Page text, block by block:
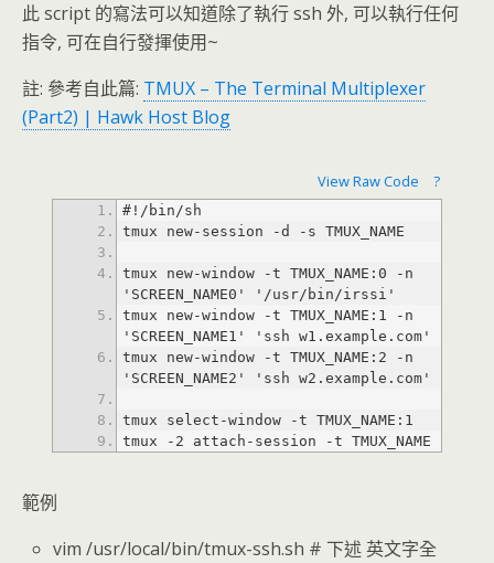
此 script 的寫法可以知道除了執行 ssh 外, 可以執行任何
指令, 可在自行發揮使用~
註: 參考自此篇: TMUX – The Terminal Multiplexer
(Part2) | Hawk Host Blog
View Raw Code ?
tmux new-window -t TMUX_NAME:0 -n
tmux new-window -t TMUX_NAME:1 -n
tmux new-window -t TMUX_NAME:2 -n
tmux -2 attach-session -t TMUX_NAME
範例
vim /usr/local/bin/tmux-ssh.sh # 下述 英文字全